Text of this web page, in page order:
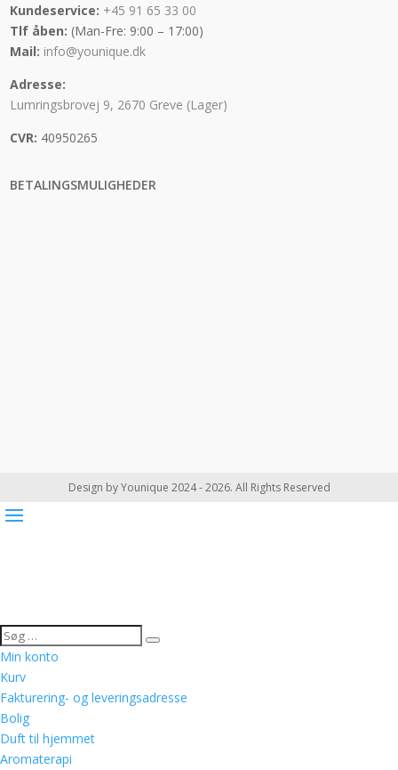
Kundeservice: +45 91 65 33 00
Tlf åben: (Man-Fre: 9:00 – 17:00)
Mail: info@younique.dk
Adresse:
Lumringsbrovej 9, 2670 Greve (Lager)
CVR: 40950265
BETALINGSMULIGHEDER
Design by Younique 2024 - 2026. All Rights Reserved
Min konto
Kurv
Fakturering- og leveringsadresse
Bolig
Duft til hjemmet
Aromaterapi